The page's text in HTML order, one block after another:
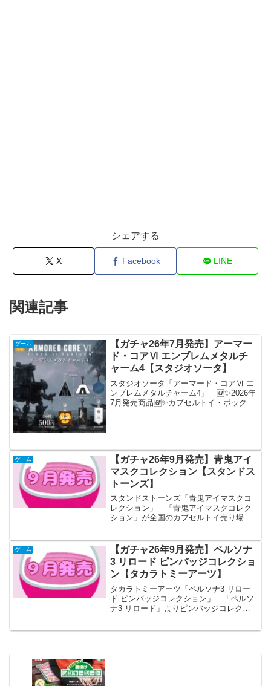
シェアする
X Facebook LINE
関連記事
ゲーム
【ガチャ26年7月発売】アーマー
ド・コアⅥ エンブレムメタルチ
ャーム4【スタジオソータ】
スタジオソータ「アーマード・コアⅥ エ
ンブレムメタルチャーム4」 🆕✨2026年
7月発売商品🆕✨カプセルトイ・ボックス
ゲーム
【ガチャ26年9月発売】青鬼アイ
マスクコレクション【スタンドス
トーンズ】
スタンドストーンズ「青鬼アイマスクコ
レクション」 「青鬼アイマスクコレク
ション」が全国のカプセルトイ売り場か
青鬼アイマスクコレクション メ
ーカースタンドストーンズ...
ゲーム
【ガチャ26年9月発売】ペルソナ
3 リロード ピンバッジコレクショ
ン【タカラトミーアーツ】
タカラトミーアーツ「ペルソナ3 リロー
ド ピンバッジコレクション」 「ペルソ
ナ3 リロード」よりピンバッジコレクシ